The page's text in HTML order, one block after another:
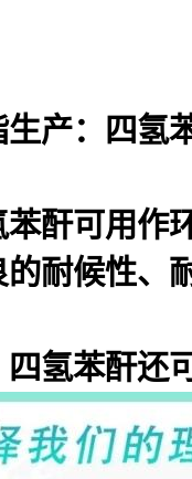
产：四氢
酐可用作
耐候性、
氢苯酐还